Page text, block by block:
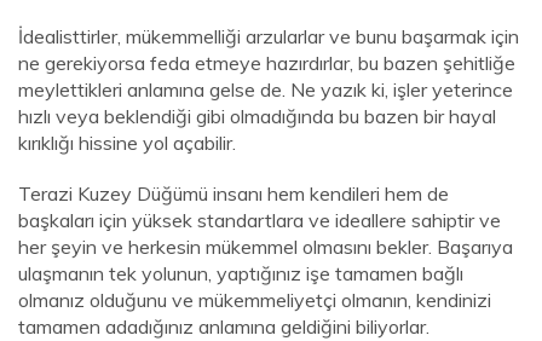
İdealisttirler, mükemmelliği arzularlar ve bunu başarmak için
ne gerekiyorsa feda etmeye hazırdırlar, bu bazen şehitliğe
meylettikleri anlamına gelse de. Ne yazık ki, işler yeterince
hızlı veya beklendiği gibi olmadığında bu bazen bir hayal
kırıklığı hissine yol açabilir.
Terazi Kuzey Düğümü insanı hem kendileri hem de
başkaları için yüksek standartlara ve ideallere sahiptir ve
her şeyin ve herkesin mükemmel olmasını bekler. Başarıya
ulaşmanın tek yolunun, yaptığınız işe tamamen bağlı
olmanız olduğunu ve mükemmeliyetçi olmanın, kendinizi
tamamen adadığınız anlamına geldiğini biliyorlar.